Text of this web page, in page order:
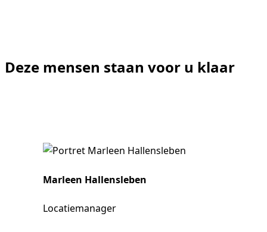
Deze mensen staan voor u klaar
Marleen Hallensleben
Locatiemanager